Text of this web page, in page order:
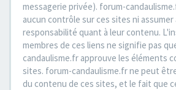
messagerie privée). forum-
aucun contrôle sur ces sites ni assumer
responsabilité quant à leur contenu.
membres de ces liens ne signifie pas
candaulisme.fr approuve les éléments
sites. forum-candaulisme.fr ne peut
du contenu de ces sites, et le fait que